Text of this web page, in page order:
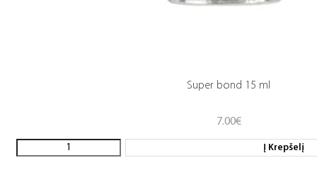
Super bond 15 ml
7.00€
Į Krepšelį